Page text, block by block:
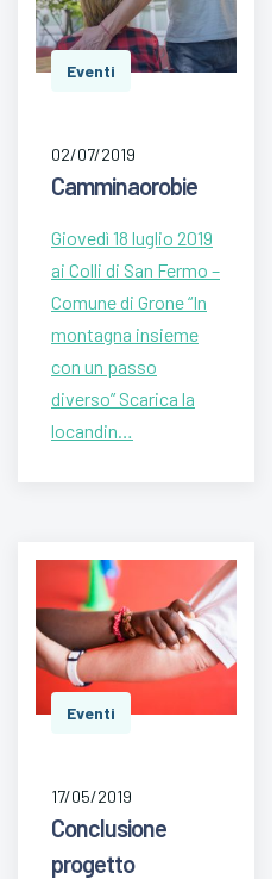
Eventi
02/07/2019
Camminaorobie
Giovedì 18 luglio 2019
ai Colli di San Fermo –
Comune di Grone “In
montagna insieme
con un passo
diverso” Scarica la
locandin…
Eventi
17/05/2019
Conclusione
progetto